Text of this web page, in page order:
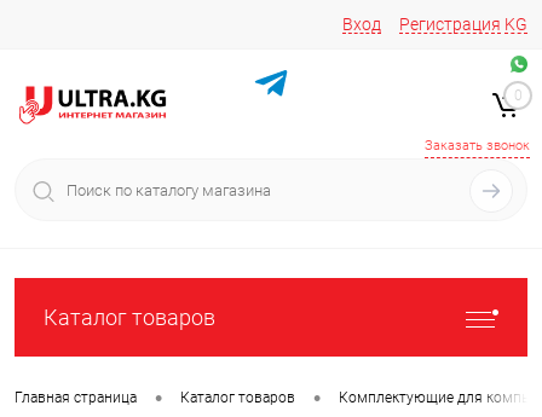
Вход Регистрация KG
+996 776161037
+996 772022908
Заказать звонок
0
Каталог товаров
Главная страница • Каталог товаров • Комплектующие для